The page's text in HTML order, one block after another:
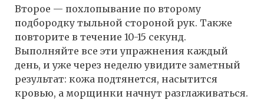
Второе — похлопывание по второму
подбородку тыльной стороной рук. Также
повторите в течение 10-15 секунд.
Выполняйте все эти упражнения каждый
день, и уже через неделю увидите заметный
результат: кожа подтянется, насытится
кровью, а морщинки начнут разглаживаться.